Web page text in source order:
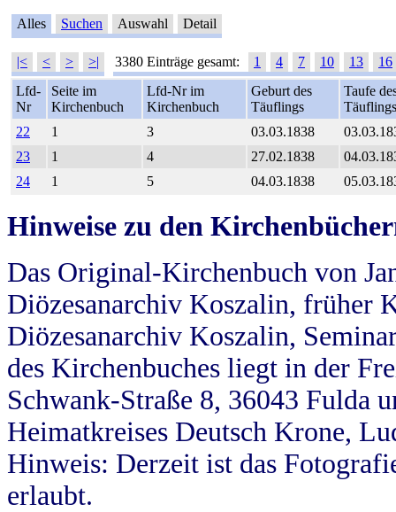
Alles Suchen Auswahl Detail
|< < > >| 3380 Einträge gesamt: 1 4 7 10 13
16
Lfd-
Nr
Seite im
Kirchenbuch
Lfd-Nr im
Kirchenbuch
Geburt des
Täuflings
Taufe
Täuflings
22
1 3 03.03.1838
23
1 4 27.02.1838
24
1 5 04.03.1838
Hinweise zu den
Das Original-Kirchenbuch von
Diözesanarchiv Koszalin, früher
Diözesanarchiv Koszalin,
des Kirchenbuches liegt in der
Schwank-Straße 8, 36043 Fulda
Heimatkreises Deutsch Krone,
Hinweis: Derzeit ist das
erlaubt.